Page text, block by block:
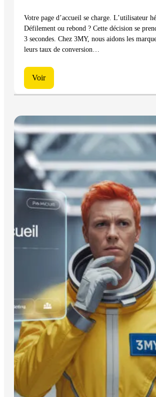
Votre page d’accueil se charge. L’utilisateur
Défilement ou rebond ? Cette décision se
3 secondes. Chez 3MY, nous aidons les
leurs taux de conversion…
Voir